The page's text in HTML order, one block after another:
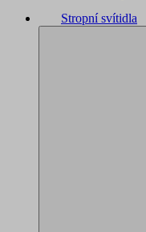
Stropní svítidla